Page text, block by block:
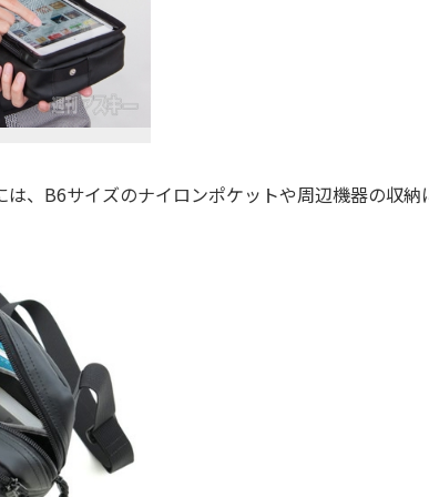
、B6サイズのナイロンポケットや周辺機器の収納